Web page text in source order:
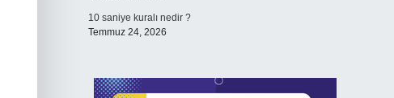
10 saniye kuralı nedir ?
Temmuz 24, 2026